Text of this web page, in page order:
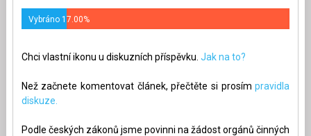
Vybráno 17.00%
Chci vlastní ikonu u diskuzních příspěvku. Jak na to?
Než začnete komentovat článek, přečtěte si prosímpravidla
diskuze.
Podle českých zákonů jsme povinni na žádost orgánů činných